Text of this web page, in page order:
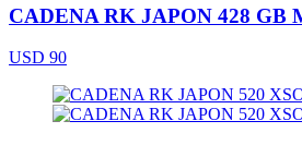
CADENA RK JAPON 428 GB
USD 90